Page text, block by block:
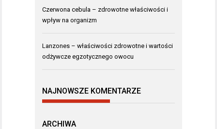
Czerwona cebula – zdrowotne właściwości i
wpływ na organizm
Lanzones – właściwości zdrowotne i wartości
odżywcze egzotycznego owocu
NAJNOWSZE KOMENTARZE
ARCHIWA